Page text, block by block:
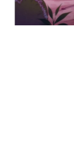
な
ゲー
具体